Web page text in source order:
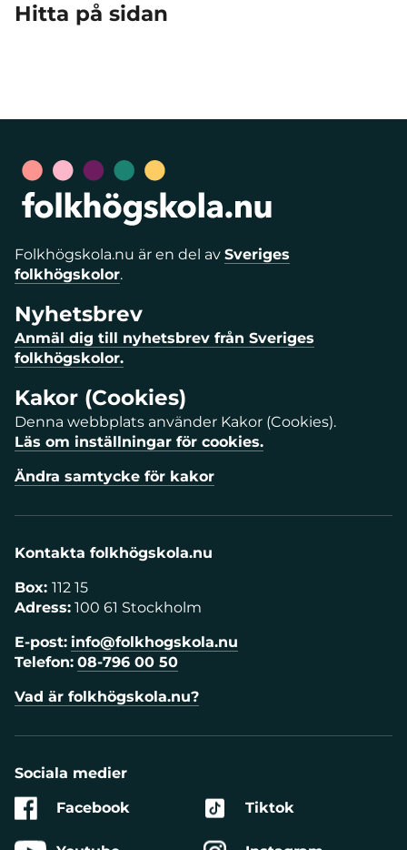
Hitta på sidan
Folkhögskola.nu är en del av Sveriges
folkhögskolor.
Nyhetsbrev
Anmäl dig till nyhetsbrev från Sveriges
folkhögskolor.
Kakor (Cookies)
Denna webbplats använder Kakor (Cookies).
Läs om inställningar för cookies.
Ändra samtycke för kakor
Kontakta folkhögskola.nu
Box: 112 15
Adress: 100 61 Stockholm
E-post: info@folkhogskola.nu
Telefon: 08-796 00 50
Vad är folkhögskola.nu?
Sociala medier
Facebook
Tiktok